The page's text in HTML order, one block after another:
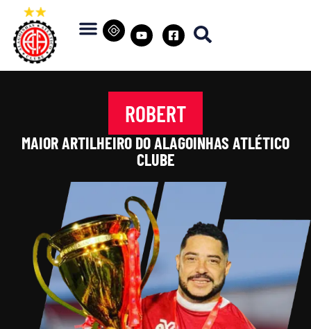
ROBERT
MAIOR ARTILHEIRO DO ALAGOINHAS ATLÉTICO
CLUBE